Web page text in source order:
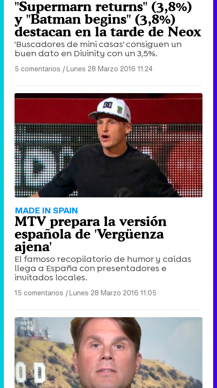
"Supermarn returns" (3,8%)
y "Batman begins" (3,8%)
destacan en la tarde de Neox
'Buscadores de mini casas' consiguen un
buen dato en Divinity con un 3,5%.
5 comentarios |Lunes 28 Marzo 2016 11:24
MADE IN SPAIN
MTV prepara la versión
española de 'Vergüenza
ajena'
El famoso recopilatorio de humor y caídas
llega a España con presentadores e
invitados locales.
15 comentarios |Lunes 28 Marzo 2016 11:05